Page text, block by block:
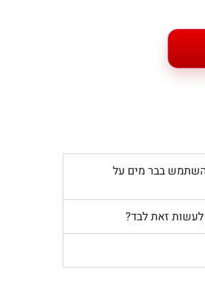
בבר מים על
זאת לבד?